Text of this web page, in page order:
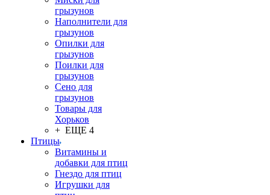
грызунов
Наполнители для
грызунов
Опилки для
грызунов
Поилки для
грызунов
Сено для
грызунов
Товары для
Хорьков
+ ЕЩЕ 4
Птицы
Витамины и
добавки для птиц
Гнездо для птиц
Игрушки для